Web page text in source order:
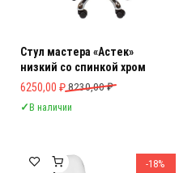
Стул мастера «Астек»
низкий со спинкой хром
8230,00₽
Первоначальная цена составляла
6250,00 ₽
Текущая цена: 6250,00 ₽.
✓В наличии
-18%